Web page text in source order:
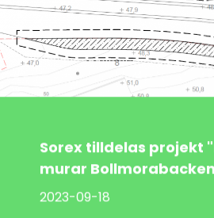
Sorex tilldelas projekt
murar
2023-09-18